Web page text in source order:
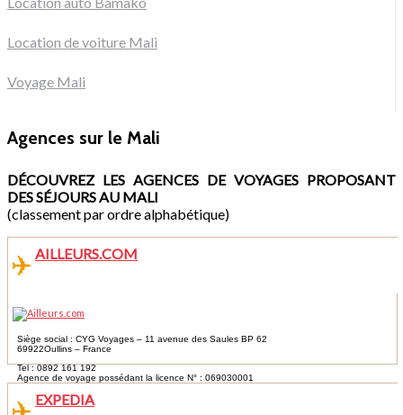
Location de voiture Mali
Voyage Mali
Agences sur le Mali
DÉCOUVREZ LES AGENCES DE VOYAGES PROPOSANT
DES SÉJOURS AU MALI
(classement par ordre alphabétique)
AILLEURS.COM
Siège social : CYG Voyages – 11 avenue des Saules BP 62
69922Oullins – France
Tel : 0892 161 192
Agence de voyage possédant la licence N° : 069030001
EXPEDIA